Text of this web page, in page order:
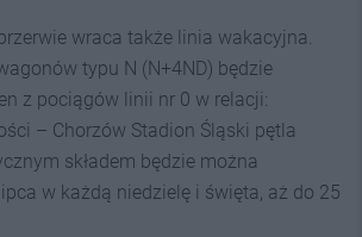
wraca także linia wakacyjna.
typu N (N+4ND) będzie
z pociągów linii nr 0 w relacji:
– Chorzów Stadion Śląski pętla
składem będzie można
w każdą niedzielę i święta, aż do 25